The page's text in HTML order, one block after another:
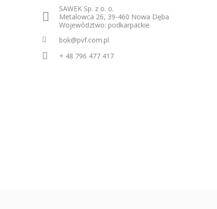
SAWEK Sp. z o. o.
Metalowca 26, 39-460 Nowa Dęba
Województwo: podkarpackie
bok@pvf.com.pl
+ 48 796 477 417